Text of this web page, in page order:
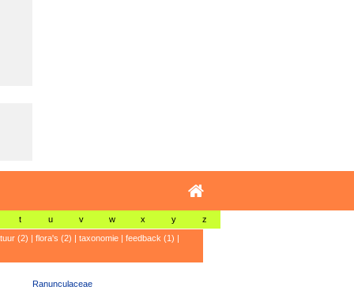
t u v w x y z
(2) | flora's (2) | taxonomie| feedback (1) |
Ranunculaceae